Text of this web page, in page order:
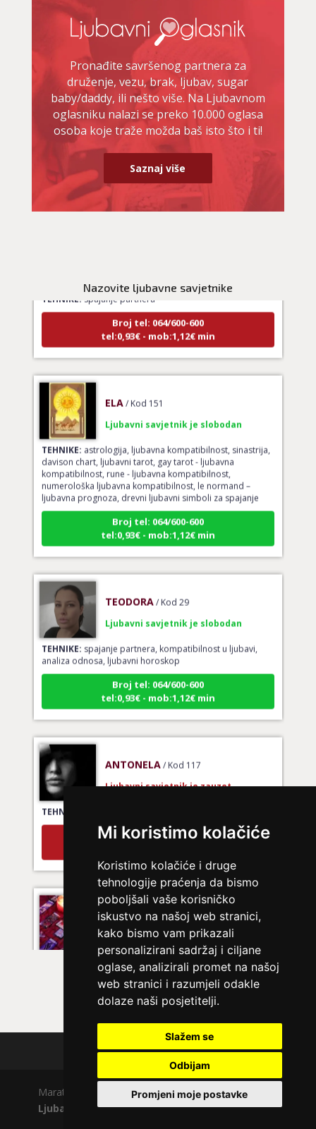
Mi koristimo kolačiće
Koristimo kolačiće i druge
tehnologije praćenja da bismo
poboljšali vaše korisničko
iskustvo na našoj web stranici,
kako bismo vam prikazali
personalizirani sadržaj i ciljane
oglase, analizirali promet na našoj
web stranici i razumjeli odakle
dolaze naši posjetitelji.
Slažem se
Odbijam
Promjeni moje postavke
Pronađite savršenog partnera za
druženje, vezu, brak, ljubav, sugar
baby/daddy, ili nešto više. Na Ljubavnom
oglasniku nalazi se preko 10.000 oglasa
osoba koje traže možda baš isto što i ti!
Saznaj više
Nazovite ljubavne savjetnike
spajanje partnera
Broj tel: 064/600-600
tel:0,93€ - mob:1,12€ min
ELA
/ Kod 151
Ljubavni savjetnik je slobodan
TEHNIKE:astrologija, ljubavna kompatibilnost, sinastrija,
davison chart, ljubavni tarot, gay tarot - ljubavna
kompatibilnost, rune - ljubavna kompatibilnost,
numerološka ljubavna kompatibilnost, le normand –
ljubavna prognoza, drevni ljubavni simboli za spajanje
Broj tel: 064/600-600
tel:0,93€ - mob:1,12€ min
TEODORA
/ Kod 29
Ljubavni savjetnik je slobodan
TEHNIKE:spajanje partnera, kompatibilnost u ljubavi,
analiza odnosa, ljubavni horoskop
Broj tel: 064/600-600
tel:0,93€ - mob:1,12€ min
ANTONELA
/ Kod 117
Ljubavni savjetnik je zauzet
TEHNIKE:
Broj tel: 064/600-600
tel:0,93€ - mob:1,12€ min
LUCIJA
/ Kod #136
Ljubavni savjetnik je zauzet
spajanje partnera
Broj tel: 064/600-600
tel:0,93€ - mob:1,12€ min
Ljubavni savjetnik je slobodan
TEHNIKE:
astrologija, ljubavna kompatibilnost, sinastrija,
Polica privatnosti
Maratela mreže d.o.o., 072700700, +18 Copyright Ⓒ
Ljubavno.com| Usluge smiju koristiti osobe starije